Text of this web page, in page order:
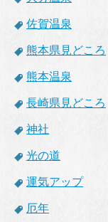
佐賀温泉
熊本県見どころ
熊本温泉
長崎県見どころ
神社
光の道
運気アップ
厄年